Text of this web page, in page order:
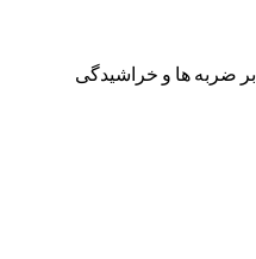
ضربه ها و خراشیدگی